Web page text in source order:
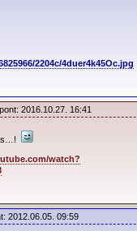
2204c/4duer4k45Oc.jpg
2016.10.27. 16:41
watch?
2012.06.05. 09:59